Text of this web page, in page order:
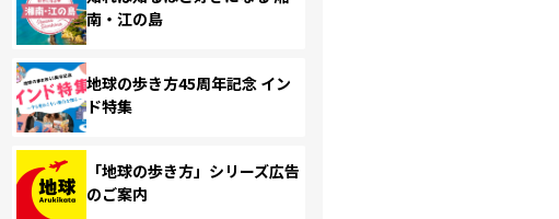
南・江の島
地球の歩き方45周年記念 イン
ド特集
「地球の歩き方」シリーズ広告
のご案内